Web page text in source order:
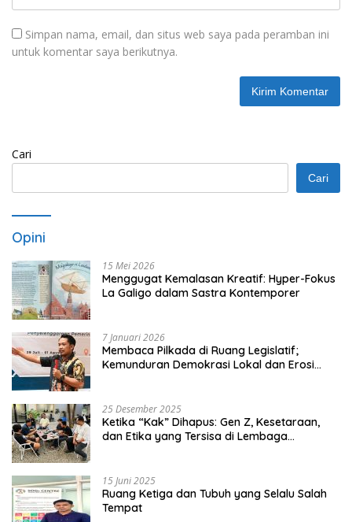
Simpan nama, email, dan situs web saya pada peramban ini
untuk komentar saya berikutnya.
Cari
Cari
Opini
15 Mei 2026
Menggugat Kemalasan Kreatif: Hyper-Fokus
La Galigo dalam Sastra Kontemporer
7 Januari 2026
Membaca Pilkada di Ruang Legislatif;
Kemunduran Demokrasi Lokal dan Erosi
25 Desember 2025
Ketika “Kak” Dihapus: Gen Z, Kesetaraan,
dan Etika yang Tersisa di Lembaga
15 Juni 2025
Ruang Ketiga dan Tubuh yang Selalu Salah
Tempat